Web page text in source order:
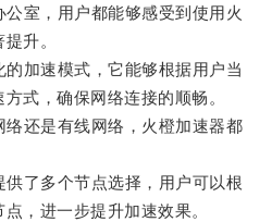
室，用户都能够感受到使用火
升。
加速模式，它能够根据用户当
式，确保网络连接的顺畅。
还是有线网络，火橙加速器都
了多个节点选择，用户可以根
，进一步提升加速效果。